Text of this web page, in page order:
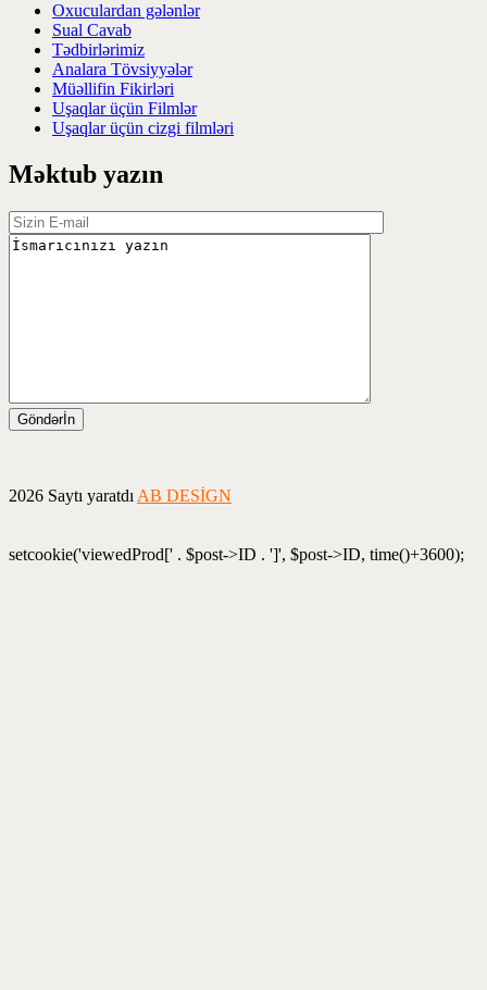
Oxuculardan gələnlər
Sual Cavab
Tədbirlərimiz
Analara Tövsiyyələr
Müəllifin Fikirləri
Uşaqlar üçün Filmlər
Uşaqlar üçün cizgi filmləri
Məktub yazın
2026 Saytı yaratdı AB DESİGN
setcookie('viewedProd[' . $post->ID . ']', $post->ID, time()+3600);